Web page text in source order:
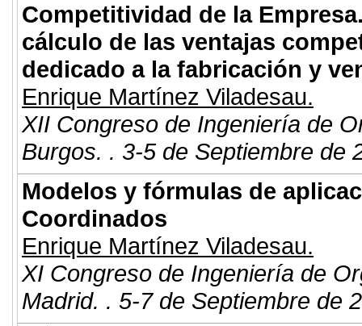
Competitividad de la
cálculo de las ventajas
dedicado a la fabricación y
Enrique Martínez Viladesau.
XII Congreso de Ingeniería de
Burgos. . 3-5 de Septiembre de
Modelos y fórmulas de
Coordinados
Enrique Martínez Viladesau.
XI Congreso de Ingeniería de
Madrid. . 5-7 de Septiembre de